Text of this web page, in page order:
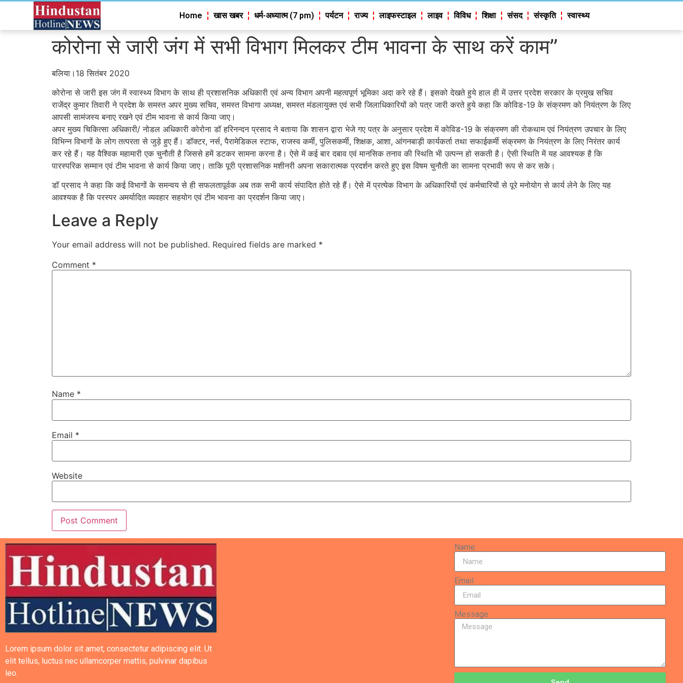
Home खास खबर धर्म-अध्यात्म (7 pm) पर्यटन राज्य लाइफस्टाइल लाइव विविध शिक्षा संसद संस्कृति स्वास्थ्य
कोरोना से जारी जंग में सभी विभाग मिलकर टीम भावना के साथ करें काम”
बलिया।18 सितंबर 2020
कोरोना से जारी इस जंग में स्वास्थ्य विभाग के साथ ही प्रशासनिक अधिकारी एवं अन्य विभाग अपनी महत्वपूर्ण भूमिका अदा करे रहे हैं। इसको देखते हुये हाल ही में उत्तर प्रदेश सरकार के प्रमुख सचिव
राजेंद्र कुमार तिवारी ने प्रदेश के समस्त अपर मुख्य सचिव, समस्त विभागा अध्यक्ष, समस्त मंडलायुक्त एवं सभी जिलाधिकारियों को पत्र जारी करते हुये कहा कि कोविड-19 के संक्रमण को नियंत्रण के लिए
आपसी सामंजस्य बनाए रखने एवं टीम भावना से कार्य किया जाए।
अपर मुख्य चिकित्सा अधिकारी/ नोडल अधिकारी कोरोना डॉ हरिनन्दन प्रसाद ने बताया कि शासन द्वारा भेजे गए पत्र के अनुसार प्रदेश में कोविड-19 के संक्रमण की रोकथाम एवं नियंत्रण उपचार के लिए
विभिन्न विभागों के लोग तत्परता से जुड़े हुए हैं। डॉक्टर, नर्स, पैरामेडिकल स्टाफ, राजस्व कर्मी, पुलिसकर्मी, शिक्षक, आशा, आंगनबाड़ी कार्यकर्ता तथा सफाईकर्मी संक्रमण के नियंत्रण के लिए निरंतर कार्य
कर रहे हैं। यह वैश्विक महामारी एक चुनौती है जिससे हमें डटकर सामना करना है। ऐसे में कई बार दबाव एवं मानसिक तनाव की स्थिति भी उत्पन्न हो सकती है। ऐसी स्थिति में यह आवश्यक है कि
पारस्परिक सम्मान एवं टीम भावना से कार्य किया जाए। ताकि पूरी प्रशासनिक मशीनरी अपना सकारात्मक प्रदर्शन करते हुए इस विषम चुनौती का सामना प्रभावी रूप से कर सके।
डॉ प्रसाद ने कहा कि कई विभागों के समन्वय से ही सफलतापूर्वक अब तक सभी कार्य संपादित होते रहे हैं। ऐसे में प्रत्येक विभाग के अधिकारियों एवं कर्मचारियों से पूरे मनोयोग से कार्य लेने के लिए यह
आवश्यक है कि परस्पर अमर्यादित व्यवहार सहयोग एवं टीम भावना का प्रदर्शन किया जाए।
Leave a Reply
Your email address will not be published. Required fields are marked *
Comment *
Name *
Email *
Website
Lorem ipsum dolor sit amet, consectetur adipiscing elit. Ut
elit tellus, luctus nec ullamcorper mattis, pulvinar dapibus
leo.
Name
Email
Message